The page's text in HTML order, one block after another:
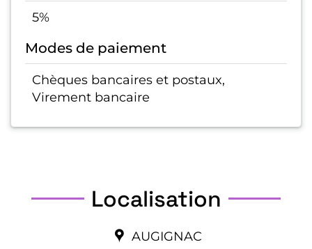
5%
Modes de paiement
Chèques bancaires et postaux,
Virement bancaire
Localisation
AUGIGNAC